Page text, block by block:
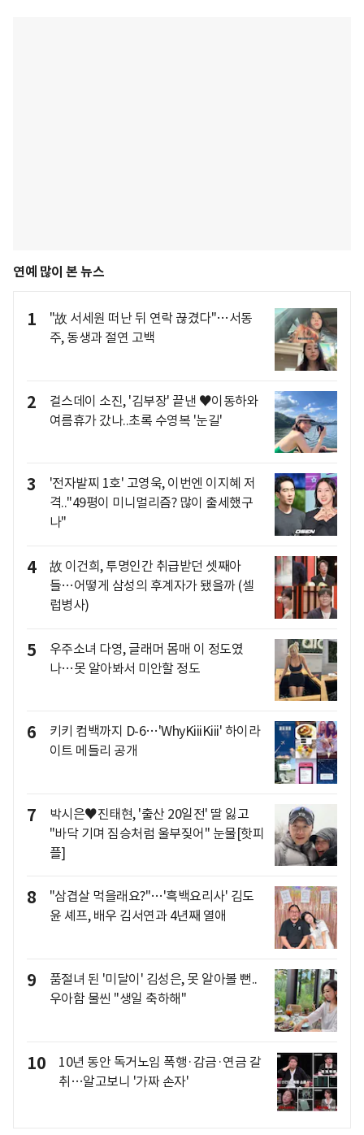
연예 많이 본 뉴스
1
"故 서세원 떠난 뒤 연락 끊겼다"…서동
주, 동생과 절연 고백
2
걸스데이 소진, '김부장' 끝낸 ♥이동하와
여름휴가 갔나..초록 수영복 '눈길'
3
'전자발찌 1호' 고영욱, 이번엔 이지혜 저
격.."49평이 미니멀리즘? 많이 출세했구
나"
4
故 이건희, 투명인간 취급받던 셋째아
들…어떻게 삼성의 후계자가 됐을까 (셀
럽병사)
5
우주소녀 다영, 글래머 몸매 이 정도였
나…못 알아봐서 미안할 정도
6
키키 컴백까지 D-6…'WhyKiiiKiii' 하이라
이트 메들리 공개
7
박시은♥진태현, '출산 20일전' 딸 잃고
"바닥 기며 짐승처럼 울부짖어" 눈물[핫피
플]
8
"삼겹살 먹을래요?"…'흑백요리사' 김도
윤 셰프, 배우 김서연과 4년째 열애
9
품절녀 된 '미달이' 김성은, 못 알아볼 뻔..
우아함 물씬 "생일 축하해"
10
10년 동안 독거노임 폭행·감금·연금 갈
취…알고보니 '가짜 손자'